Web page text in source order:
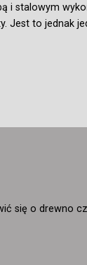
i stalowym
to jednak
się o drewno